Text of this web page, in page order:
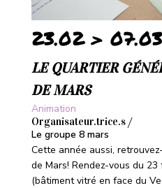
23.02 > 07.03
LE QUARTIER
DE MARS
Animation
Organisateur.trice.s /
Le groupe 8 mars
Cette année aussi,
de Mars! Rendez-vous du
(bâtiment vitré en face du